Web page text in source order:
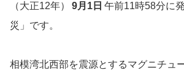
（大正12年）
9月1日 午前11時58分に
災」です。
相模湾北西部を震源とするマグニチュ